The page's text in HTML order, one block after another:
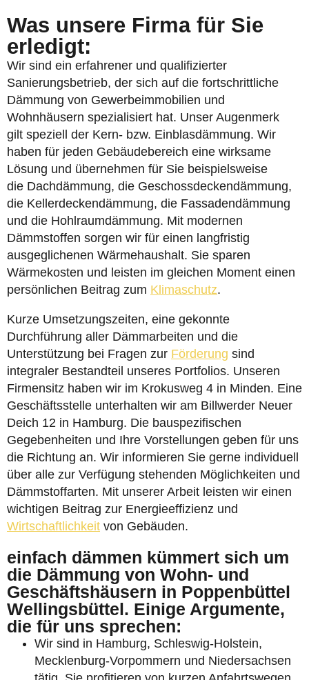
Was unsere Firma für Sie
erledigt:
Wir sind ein erfahrener und qualifizierter
Sanierungsbetrieb, der sich auf die fortschrittliche
Dämmung von Gewerbeimmobilien und
Wohnhäusern spezialisiert hat. Unser Augenmerk
gilt speziell der Kern- bzw. Einblasdämmung. Wir
haben für jeden Gebäudebereich eine wirksame
Lösung und übernehmen für Sie beispielsweise
die Dachdämmung, die Geschossdeckendämmung,
die Kellerdeckendämmung, die Fassadendämmung
und die Hohlraumdämmung. Mit modernen
Dämmstoffen sorgen wir für einen langfristig
ausgeglichenen Wärmehaushalt. Sie sparen
Wärmekosten und leisten im gleichen Moment einen
persönlichen Beitrag zum Klimaschutz.
Kurze Umsetzungszeiten, eine gekonnte
Durchführung aller Dämmarbeiten und die
Unterstützung bei Fragen zur Förderung sind
integraler Bestandteil unseres Portfolios. Unseren
Firmensitz haben wir im Krokusweg 4 in Minden. Eine
Geschäftsstelle unterhalten wir am Billwerder Neuer
Deich 12 in Hamburg. Die bauspezifischen
Gegebenheiten und Ihre Vorstellungen geben für uns
die Richtung an. Wir informieren Sie gerne individuell
über alle zur Verfügung stehenden Möglichkeiten und
Dämmstoffarten. Mit unserer Arbeit leisten wir einen
wichtigen Beitrag zur Energieeffizienz und
Wirtschaftlichkeit von Gebäuden.
einfach dämmen kümmert sich um
die Dämmung von Wohn- und
Geschäftshäusern in Poppenbüttel
Wellingsbüttel. Einige Argumente,
die für uns sprechen:
Wir sind in Hamburg, Schleswig-Holstein,
Mecklenburg-Vorpommern und Niedersachsen